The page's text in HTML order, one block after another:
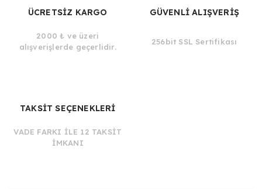
ÜCRETSİZ KARGO
2000 ₺ ve üzeri
alışverişlerde geçerlidir.
GÜVENLİ ALIŞVERİŞ
256bit SSL Sertifikası
TAKSİT SEÇENEKLERİ
VADE FARKI İLE 12 TAKSİT
İMKANI